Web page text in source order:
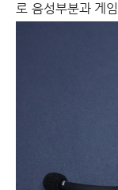
로 음성부분과 게